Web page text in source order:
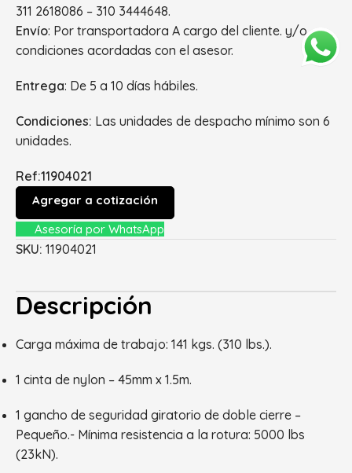
311 2618086 – 310 3444648.
Envío: Por transportadora A cargo del cliente. y/o
condiciones acordadas con el asesor.
Entrega: De 5 a 10 días hábiles.
Condiciones: Las unidades de despacho mínimo son 6
unidades.
Ref:11904021
Agregar a cotización
Asesoría por WhatsApp
SKU: 11904021
Descripción
Carga máxima de trabajo: 141 kgs. (310 lbs.).
1 cinta de nylon – 45mm x 1.5m.
1 gancho de seguridad giratorio de doble cierre –
Pequeño.- Mínima resistencia a la rotura: 5000 lbs
(23kN).